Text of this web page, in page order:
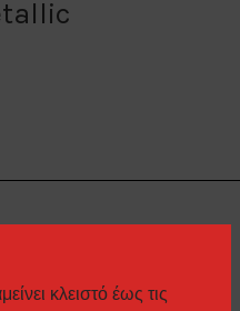
κλειστό έως τις